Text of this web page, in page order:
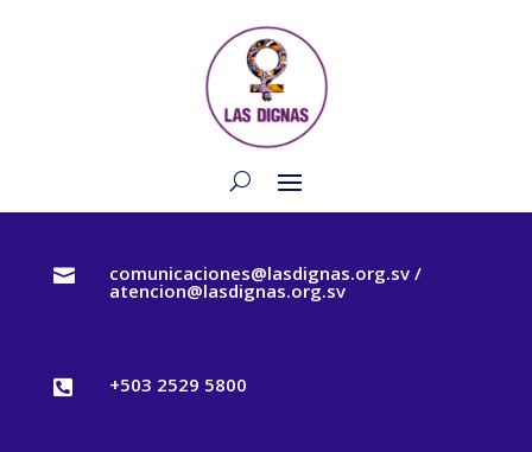
 comunicaciones@lasdignas.org.sv /
atencion@lasdignas.org.sv
 +503 2529 5800